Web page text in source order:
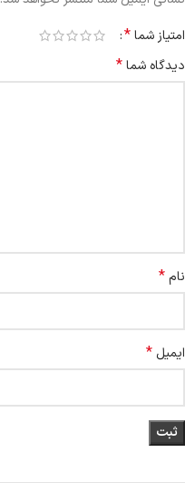
امتیاز شما*
دیدگاه شما*
نام*
ایمیل *